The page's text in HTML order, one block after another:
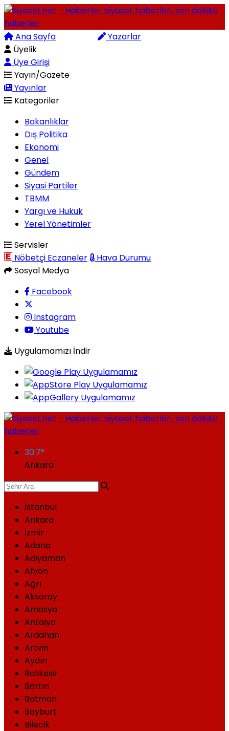
Ana Sayfa
Yazarlar
Üyelik
Üye Girişi
Yayın/Gazete
Yayınlar
Kategoriler
Bakanlıklar
Dış Politika
Ekonomi
Genel
Gündem
Siyasi Partiler
TBMM
Yargı ve Hukuk
Yerel Yönetimler
Servisler
Nöbetçi Eczaneler
Hava Durumu
Sosyal Medya
Facebook
Instagram
Youtube
Uygulamamızı İndir
30.7°
Ankara
İstanbul
Ankara
İzmir
Adana
Adıyaman
Afyon
Ağrı
Aksaray
Amasya
Antalya
Ardahan
Artvin
Aydın
Balıkesir
Bartın
Batman
Bayburt
Bilecik